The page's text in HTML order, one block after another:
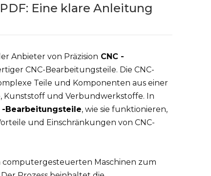
Eine klare Anleitung
Anbieter von Präzision CNC -
CNC-Bearbeitungsteile. Die CNC-
Teile und Komponenten aus einer
Kunststoff und Verbundwerkstoffe. In
-Bearbeitungsteile, wie sie funktionieren,
und Einschränkungen von CNC-
computergesteuerten Maschinen zum